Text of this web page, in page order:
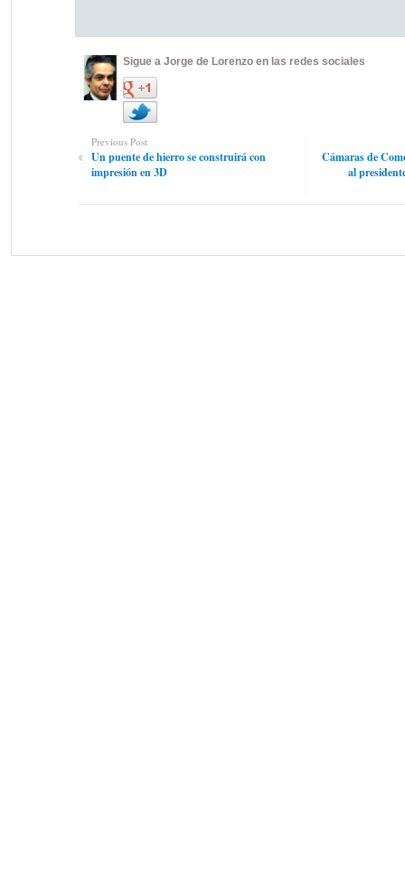
Sigue a Jorge de Lorenzo en las redes sociales
Previous Post
Un puente de hierro se construirá con
impresión en 3D
Cámaras de
al